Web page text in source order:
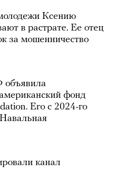
Ксению
в растрате. Ее отец
за мошенничество
объявила
фонд
Его с 2024-го
канал